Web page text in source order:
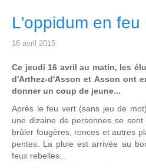
L'oppidum en feu
16 avril 2015
Ce jeudi 16 avril au matin, les
d'Arthez-d'Asson et Asson ont
donner un coup de jeune...
Après le feu vert (sans jeu de
une dizaine de personnes se
brûler fougères, ronces et autres
pentes. La pluie est arrivée au
feux rebelles...